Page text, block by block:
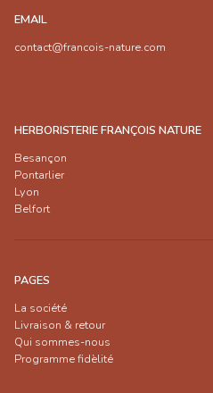
EMAIL
contact@francois-nature.com
HERBORISTERIE FRANÇOIS NATURE
Besançon
Pontarlier
Lyon
Belfort
PAGES
La société
Livraison & retour
Qui sommes-nous
Programme fidèlité